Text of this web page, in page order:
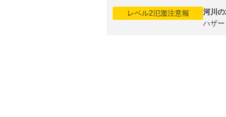
レベル2氾濫注意報
河川
ハザ